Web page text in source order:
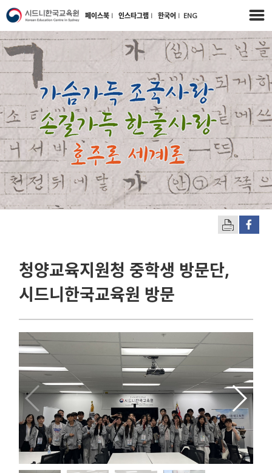
페이스북 l 인스타그램 l 한국어 l ENG
청양교육지원청 중학생 방문단,
시드니한국교육원 방문